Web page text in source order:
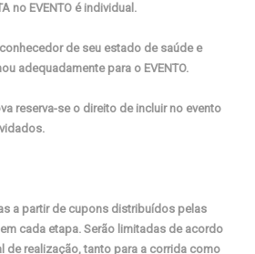
no EVENTO é individual.
conhecedor de seu estado de saúde e
adequadamente para o EVENTO.
reserva-se o direito de incluir no evento
a partir de cupons distribuídos pelas
cada etapa. Serão limitadas de acordo
de realização, tanto para a corrida como